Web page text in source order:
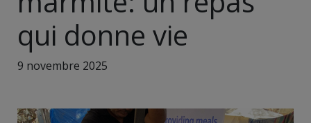
qui donne vie
9 novembre 2025